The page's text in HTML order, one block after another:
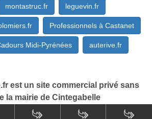
montastruc.fr leguevin.fr
Professionnels à Castanet
Midi-Pyrénées auterive.fr
est un site commercial privé sans
la mairie de Cintegabelle